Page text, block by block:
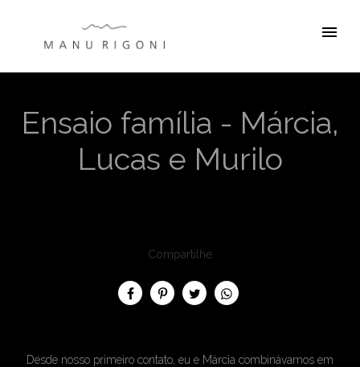
menu
Ensaio família - Márcia,
Lucas e Murilo
Compartilhe
Desde nosso primeiro contato, eu e Márcia combinávamos em